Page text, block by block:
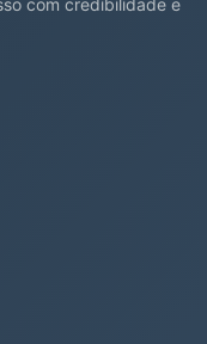
com credibilidade e